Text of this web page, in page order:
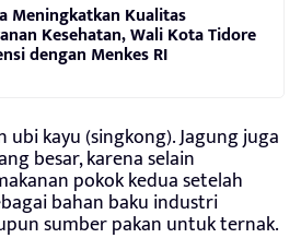
Meningkatkan Kualitas
Kesehatan, Wali Kota Tidore
dengan Menkes RI
ubi kayu (singkong). Jagung juga
besar, karena selain
pokok kedua setelah
bahan baku industri
sumber pakan untuk ternak.